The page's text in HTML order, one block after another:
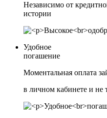
Независимо от
истории
Удобное
погашение
Моментальная оплата
в личном кабинете и не